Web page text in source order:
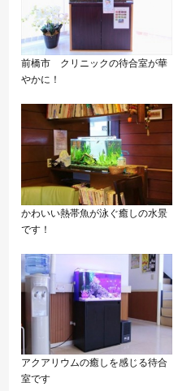
前橋市 クリニックの待合室が華
やかに！
かわいい熱帯魚が泳ぐ癒しの水景
です！
アクアリウムの癒しを感じる待合
室です